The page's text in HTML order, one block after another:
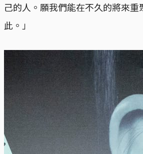
己的人。願我們能在不久的將來重
此。」